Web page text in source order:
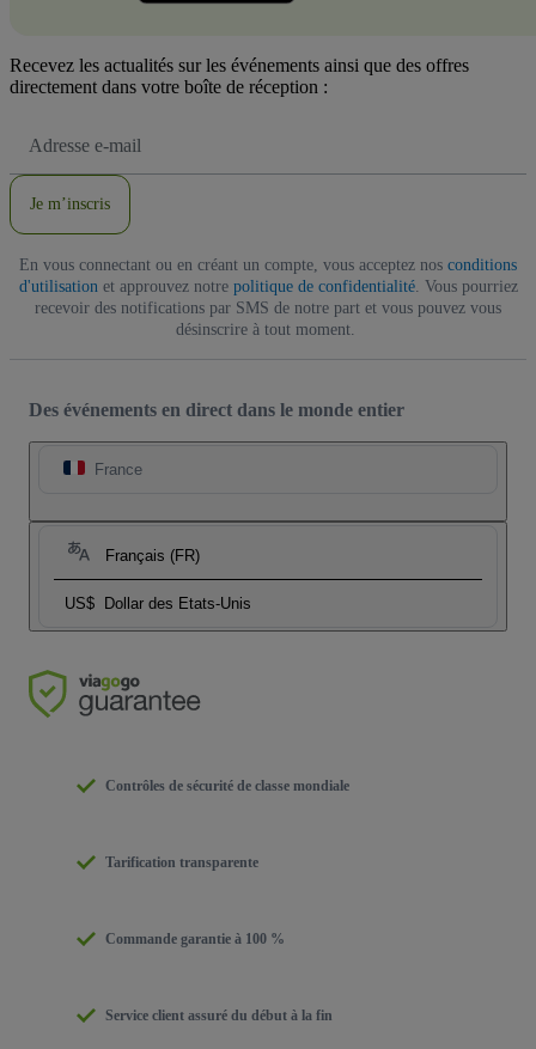
Recevez les actualités sur les événements ainsi que des offres
directement dans votre boîte de réception :
e-
Je m’inscris
En vous connectant ou en créant un compte, vous acceptez nos conditions
d'utilisationet approuvez notre politique de confidentialité. Vous pourriez
recevoir des notifications par SMS de notre part et vous pouvez vous
désinscrire à tout moment.
Des événements en direct dans le monde entier
France
Français (FR)
US$ Dollar des Etats-Unis
Contrôles de sécurité de classe mondiale
Tarification transparente
Commande garantie à 100 %
Service client assuré du début à la fin